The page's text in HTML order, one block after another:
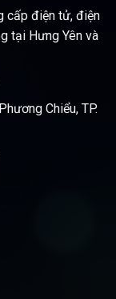
cấp điện tử, điện
tại Hưng Yên và
Chiểu, TP.